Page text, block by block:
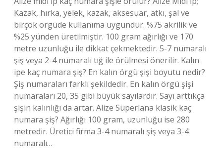
Kazak, hırka, yelek, kazak, aksesuar, atkı, şal ve
birçok örgüde kullanıma uygundur. %75 akrilik ve
%25 yünden üretilmiştir. 100 gram ağırlığı ve 170
metre uzunluğu ile dikkat çekmektedir. 5-7 numaralı
şiş veya 2-4 numaralı tığ ile örülmesi önerilir. Kalın
ipe kaç numara şiş? En kalın örgü şişi boyutu nedir?
Şiş numaraları farklı şekildedir. En kalın örgü şişi
numaraları 20, 35 gibi büyük sayılardır. Sayı arttıkça
şişin kalınlığı da artar. Alize Süperlana klasik kaç
numara şiş? Ağırlığı 100 gram, uzunluğu ise 280
metredir. Üretici firma 3-4 numaralı şiş veya 3-4
numaralı…